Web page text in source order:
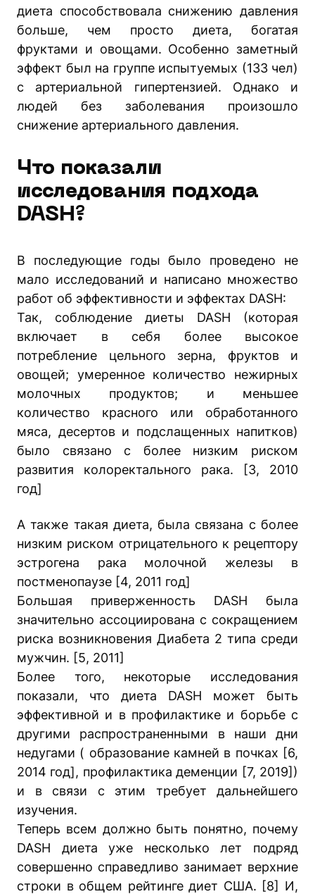
диета способствовала снижению давления
больше, чем просто диета, богатая
фруктами и овощами. Особенно заметный
эффект был на группе испытуемых (133 чел)
с артериальной гипертензией. Однако и
людей без заболевания произошло
снижение артериального давления.
Что показали
исследования подхода
DASH?
В последующие годы было проведено не
мало исследований и написано множество
работ об эффективности и эффектах DASH:
Так, соблюдение диеты DASH (которая
включает в себя более высокое
потребление цельного зерна, фруктов и
овощей; умеренное количество нежирных
молочных продуктов; и меньшее
количество красного или обработанного
мяса, десертов и подслащенных напитков)
было связано с более низким риском
развития колоректального рака. [3, 2010
год]
А также такая диета, была связана с более
низким риском отрицательного к рецептору
эстрогена рака молочной железы в
постменопаузе [4, 2011 год]
Большая приверженность DASH была
значительно ассоциирована с сокращением
риска возникновения Диабета 2 типа среди
мужчин. [5, 2011]
Более того, некоторые исследования
показали, что диета DASH может быть
эффективной и в профилактике и борьбе с
другими распространенными в наши дни
недугами ( образование камней в почках [6,
2014 год], профилактика деменции [7, 2019])
и в связи с этим требует дальнейшего
изучения.
Теперь всем должно быть понятно, почему
DASH диета уже несколько лет подряд
совершенно справедливо занимает верхние
строки в общем рейтинге диет США. [8] И,